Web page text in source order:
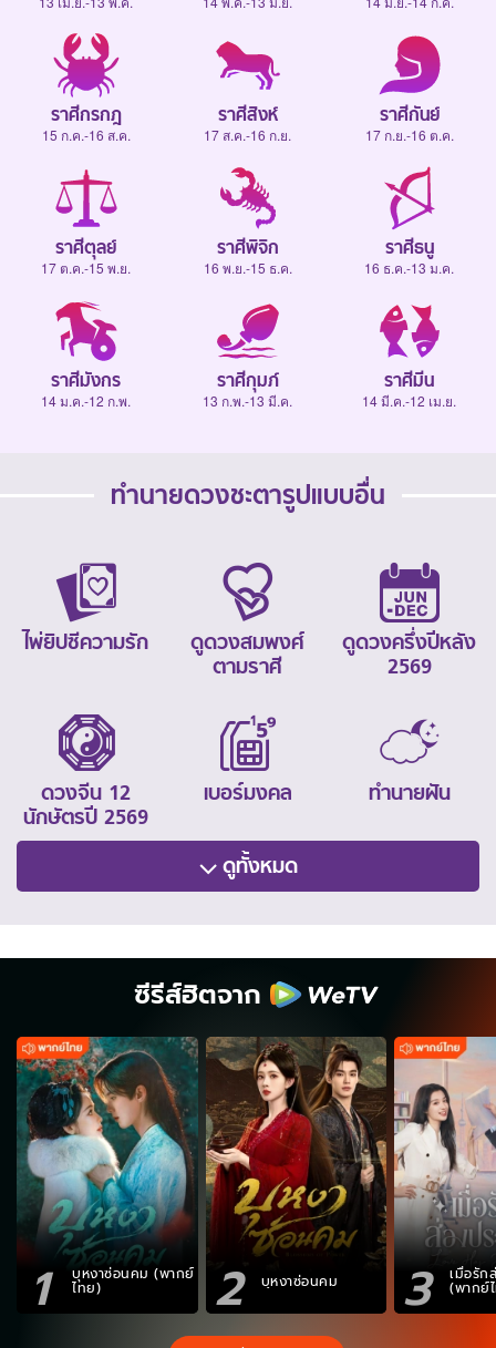
ราศีกรกฎ
15 ก.ค.-16 ส.ค.
ราศีสิงห์
17 ส.ค.-16 ก.ย.
ราศีกันย์
17 ก.ย.-16 ต.ค.
ราศีตุลย์
17 ต.ค.-15 พ.ย.
ราศีพิจิก
16 พ.ย.-15 ธ.ค.
ราศีธนู
16 ธ.ค.-13 ม.ค.
ราศีมังกร
14 ม.ค.-12 ก.พ.
ราศีกุมภ์
13 ก.พ.-13 มี.ค.
ราศีมีน
14 มี.ค.-12 เม.ย.
ทำนายดวงชะตารูปแบบอื่น
ไพ่ยิปซีความรัก
ดูดวงสมพงศ์
ตามราศี
ดูดวงครึ่งปีหลัง
2569
ดวงจีน 12
นักษัตรปี 2569
เบอร์มงคล ทำนายฝัน
ดูทั้งหมด
ซีรีส์ฮิตจาก
1 บุหงาซ่อนคม (พากย์
ไทย) 2 บุหงาซ่อนคม 3 เมื่อรัก
(พากย์